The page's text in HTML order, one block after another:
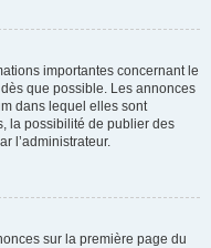
importantes concernant le
que possible. Les annonces
dans lequel elles sont
la possibilité de publier des
l’administrateur.
sur la première page du